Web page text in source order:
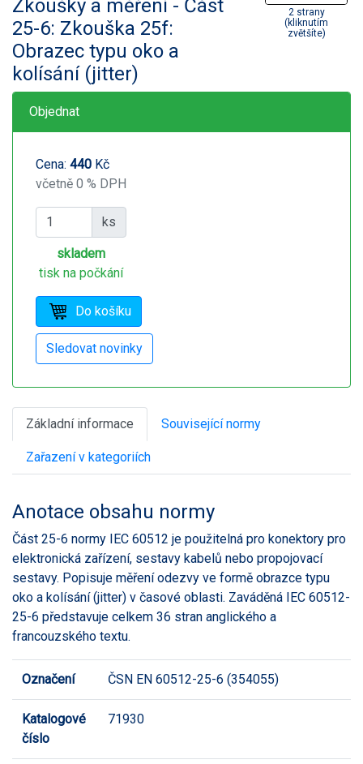
Zkoušky a měření - Část
25-6: Zkouška 25f:
Obrazec typu oko a
kolísání (jitter)
2 strany
(kliknutím
zvětšíte)
Objednat
Cena: 440 Kč
včetně 0 % DPH
ks
skladem
tisk na počkání
Základní informace Související normy
Zařazení v kategoriích
Anotace obsahu normy
Část 25-6 normy IEC 60512 je použitelná pro konektory pro
elektronická zařízení, sestavy kabelů nebo propojovací
sestavy. Popisuje měření odezvy ve formě obrazce typu
oko a kolísání (jitter) v časové oblasti. Zaváděná IEC 60512-
25-6 představuje celkem 36 stran anglického a
francouzského textu.
Označení ČSN EN 60512-25-6 (354055)
Katalogové
číslo
71930